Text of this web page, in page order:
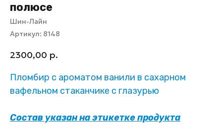
полюсе
Шин-Лайн
Артикул: 8148
2300,00 р.
Пломбир с ароматом ванили в сахарном
вафельном стаканчике с глазурью
Состав указан на этикетке продукта